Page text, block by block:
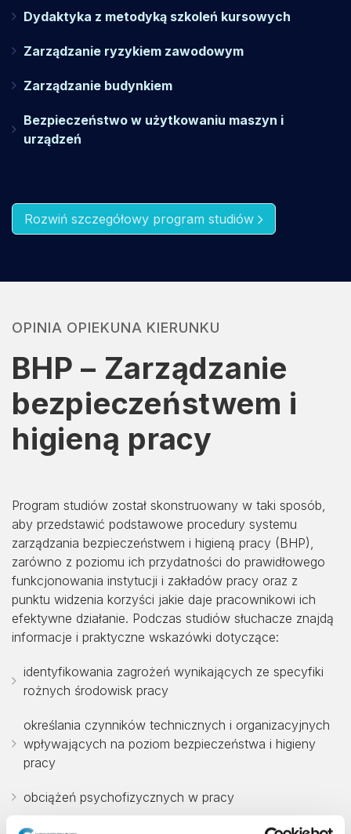
Dydaktyka z metodyką szkoleń kursowych
Zarządzanie ryzykiem zawodowym
Zarządzanie budynkiem
Bezpieczeństwo w użytkowaniu maszyn i
urządzeń
Rozwiń szczegółowy program studiów
OPINIA OPIEKUNA KIERUNKU
BHP – Zarządzanie
bezpieczeństwem i
higieną pracy
Program studiów został skonstruowany w taki sposób,
aby przedstawić podstawowe procedury systemu
zarządzania bezpieczeństwem i higieną pracy (BHP),
zarówno z poziomu ich przydatności do prawidłowego
funkcjonowania instytucji i zakładów pracy oraz z
punktu widzenia korzyści jakie daje pracownikowi ich
efektywne działanie. Podczas studiów słuchacze znajdą
informacje i praktyczne wskazówki dotyczące:
identyfikowania zagrożeń wynikających ze specyfiki
rożnych środowisk pracy
określania czynników technicznych i organizacyjnych
wpływających na poziom bezpieczeństwa i higieny
pracy
obciążeń psychofizycznych w pracy